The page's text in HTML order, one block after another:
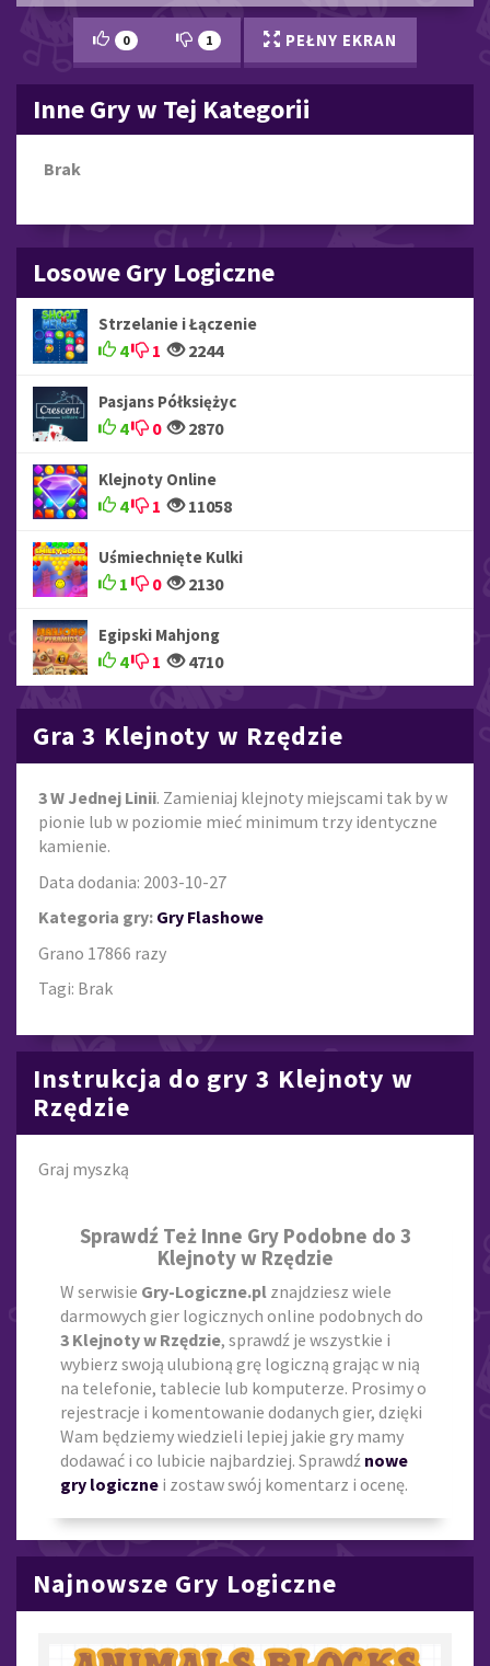
0 1 PEŁNY EKRAN
Inne Gry w Tej Kategorii
Brak
Losowe Gry Logiczne
Strzelanie i Łączenie
4 1 2244
Pasjans Półksiężyc
4 0 2870
Klejnoty Online
4 1 11058
Uśmiechnięte Kulki
1 0 2130
Egipski Mahjong
4 1 4710
Gra 3 Klejnoty w Rzędzie
3 W Jednej Linii. Zamieniaj klejnoty miejscami tak by w
pionie lub w poziomie mieć minimum trzy identyczne
kamienie.
Data dodania: 2003-10-27
Kategoria gry: Gry Flashowe
Grano 17866 razy
Tagi: Brak
Instrukcja do gry 3 Klejnoty w
Rzędzie
Graj myszką
Sprawdź Też Inne Gry Podobne do 3
Klejnoty w Rzędzie
W serwisie Gry-Logiczne.pl znajdziesz wiele
darmowych gier logicznych online podobnych do
3 Klejnoty w Rzędzie, sprawdź je wszystkie i
wybierz swoją ulubioną grę logiczną grając w nią
na telefonie, tablecie lub komputerze. Prosimy o
rejestracje i komentowanie dodanych gier, dzięki
Wam będziemy wiedzieli lepiej jakie gry mamy
dodawać i co lubicie najbardziej. Sprawdź nowe
gry logiczne i zostaw swój komentarz i ocenę.
Najnowsze Gry Logiczne